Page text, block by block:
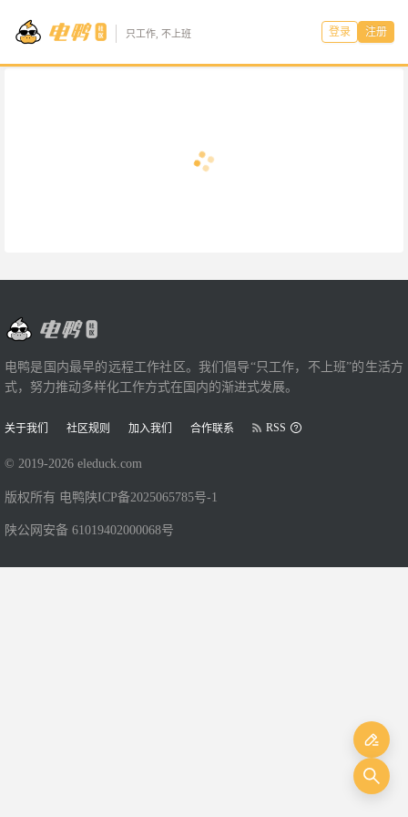
只工作, 不上班 登录 注册
电鸭是国内最早的远程工作社区。我们倡导“只工作，不上班”的生活方
式，努力推动多样化工作方式在国内的渐进式发展。
关于我们 社区规则 加入我们 合作联系 RSS
© 2019-2026 eleduck.com
版权所有 电鸭 陕ICP备2025065785号-1
陕公网安备 61019402000068号